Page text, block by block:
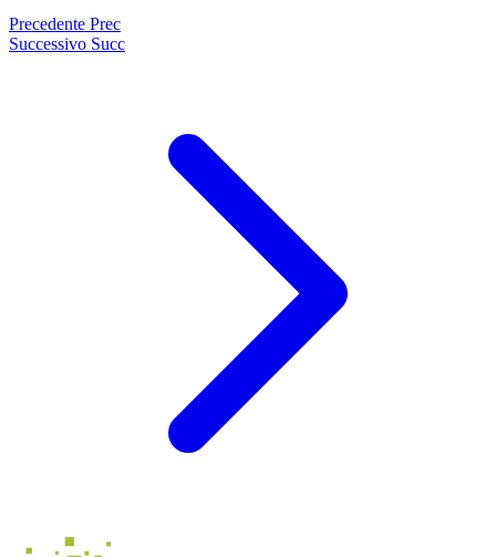
Precedente Prec
Successivo Succ